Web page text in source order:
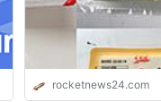
rocketnews24.com